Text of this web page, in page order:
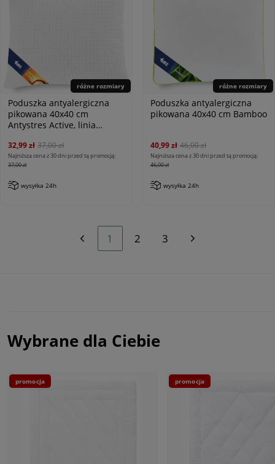
różne rozmiary
Poduszka antyalergiczna
pikowana 40x40 cm
Antystres Active, linia
32,99 zł 37,00 zł
Najniższa cena z 30 dni przed tą promocją:
37,00 zł
wysyłka 24h
różne rozmiary
Poduszka antyalergiczna
pikowana 40x40 cm Bamboo
40,99 zł 46,00 zł
Najniższa cena z 30 dni przed tą promocją:
46,00 zł
wysyłka 24h
1 2 3
Wybrane dla Ciebie
promocja promocja